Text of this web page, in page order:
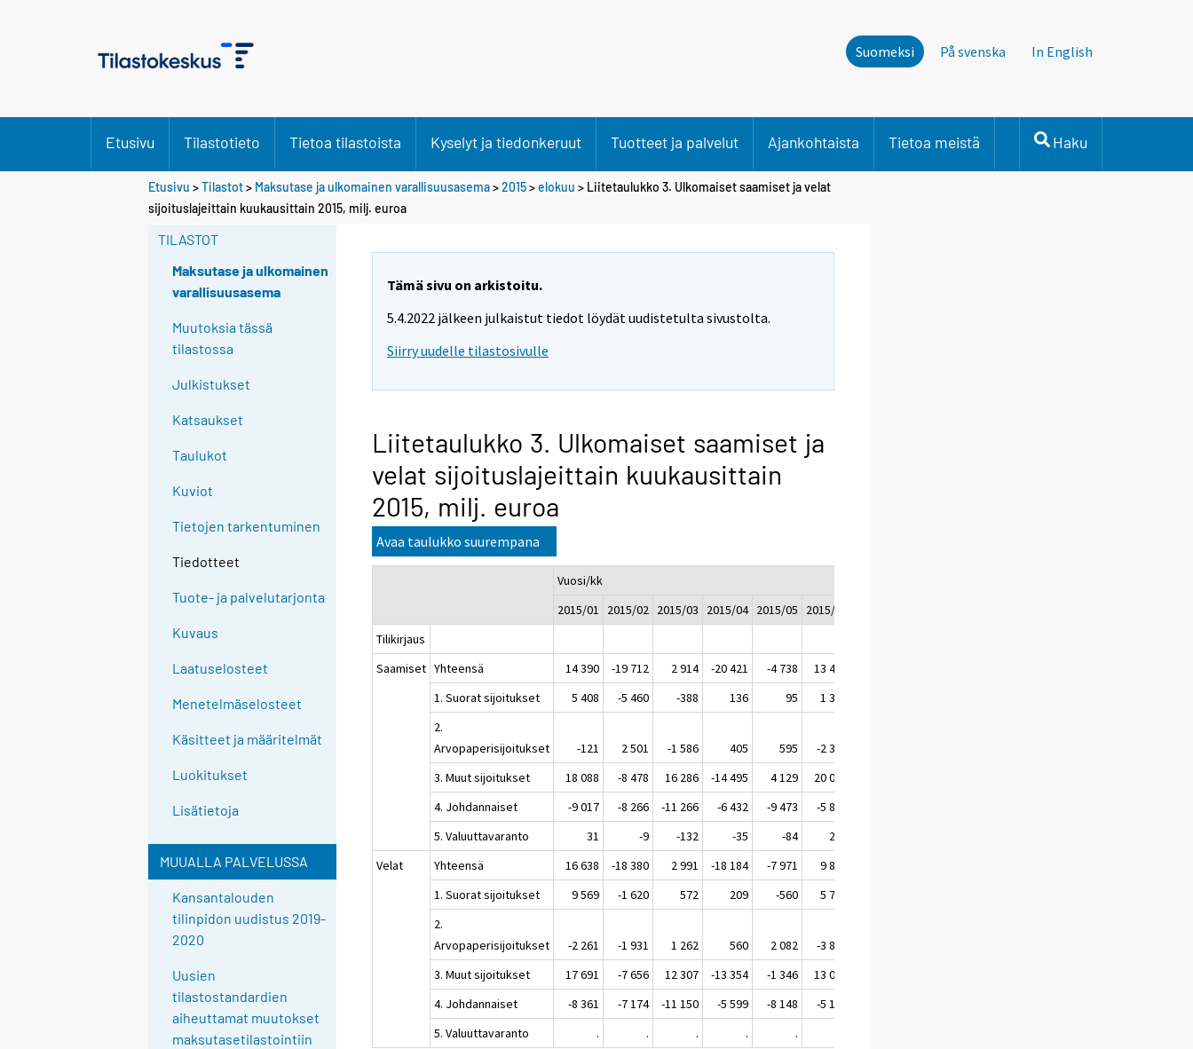
Suomeksi På svenska In English
Etusivu Tilastotieto Tietoa tilastoista Kyselyt ja tiedonkeruut Tuotteet ja palvelut Ajankohtaista Tietoa meistä Haku
Etusivu >Tilastot> Maksutase ja ulkomainen varallisuusasema>2015>elokuu > Liitetaulukko 3. Ulkomaiset saamiset ja velat
sijoituslajeittain kuukausittain 2015, milj. euroa
TILASTOT
Maksutase ja ulkomainen
varallisuusasema
Muutoksia tässä
tilastossa
Julkistukset
Katsaukset
Taulukot
Kuviot
Tietojen tarkentuminen
Tiedotteet
Tuote- ja palvelutarjonta
Kuvaus
Laatuselosteet
Menetelmäselosteet
Käsitteet ja määritelmät
Luokitukset
Lisätietoja
MUUALLA PALVELUSSA
Kansantalouden
tilinpidon uudistus 2019-
2020
Uusien
tilastostandardien
aiheuttamat muutokset
maksutasetilastointiin
Tämä sivu on arkistoitu.
5.4.2022 jälkeen julkaistut tiedot löydät uudistetulta sivustolta.
Siirry uudelle tilastosivulle
Liitetaulukko 3. Ulkomaiset saamiset ja
velat sijoituslajeittain kuukausittain
2015, milj. euroa
Avaa taulukko suurempana
Vuosi/kk
2015/01
2015/02 2015/03 2015/04 2015/05 2015/06
Tilikirjaus
Saamiset Yhteensä 14 390 -19 712 2 914 -20 421 -4 738 13 478
1. Suorat sijoitukset
5 408 -5 460 -388 136 95 1 344
2.
Arvopaperisijoitukset
-121 2 501 -1 586 405 595 -2 351
3. Muut sijoitukset
18 088 -8 478 16 286 -14 495 4 129 20 059
4. Johdannaiset
-9 017 -8 266 -11 266 -6 432 -9 473 -5 840
5. Valuuttavaranto
31 -9 -132 -35 -84 266
Velat
Yhteensä 16 638 -18 380 2 991 -18 184 -7 971 9 873
1. Suorat sijoitukset
9 569 -1 620 572 209 -560 5 786
2.
Arvopaperisijoitukset
-2 261 -1 931 1 262 560 2 082 -3 837
3. Muut sijoitukset
17 691 -7 656 12 307 -13 354 -1 346 13 084
4. Johdannaiset
-8 361 -7 174 -11 150 -5 599 -8 148 -5 160
5. Valuuttavaranto
. . . . .